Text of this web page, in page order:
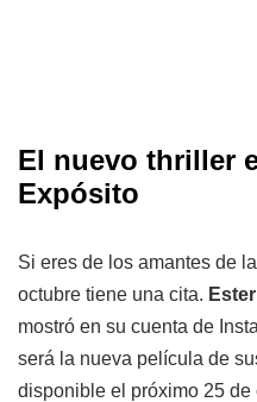
El nuevo thriller
Expósito
Si eres de los amantes de
octubre tiene una cita.
mostró en su cuenta de
será la nueva película de
disponible el próximo 25 de